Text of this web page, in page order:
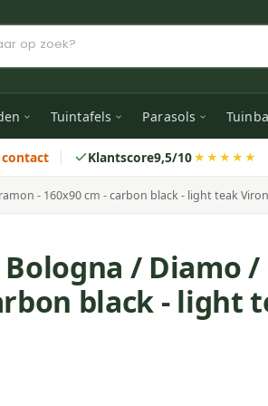
Tuintafels Parasols
Klantscore9,5/10★★★★★
- 160x90 cm - carbon black - light teak
/ Diamo /
black - light